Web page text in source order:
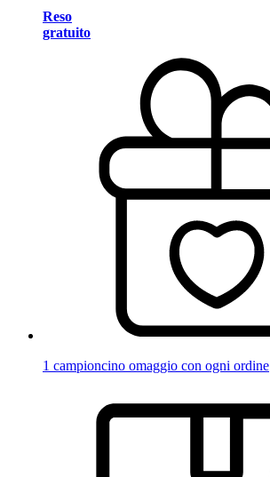
Reso
gratuito
1 campioncino omaggio con ogni ordine